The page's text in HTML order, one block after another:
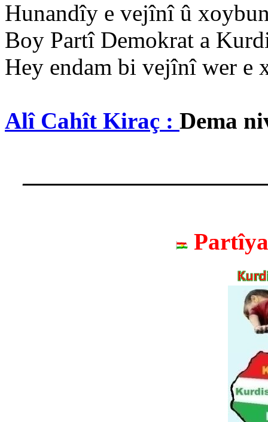
Hunandîy e vejînî û
Boy Partî Demokrat a
Hey endam bi vejînî wer e
Alî Cahît Kiraç : Dema